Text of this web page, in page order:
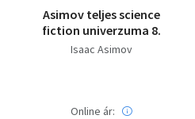
Asimov teljes science
fiction univerzuma 8.
Isaac Asimov
Online ár: